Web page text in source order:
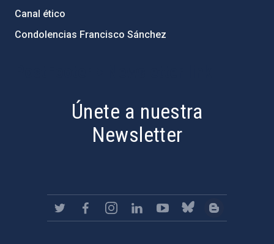
Canal ético
Condolencias Francisco Sánchez
Únete a nuestra
Newsletter